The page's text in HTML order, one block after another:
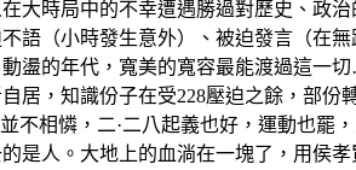
大時局中的不幸遭遇勝過對歷史、政
語（小時發生意外）、被迫發言（在
、動盪的年代，寬美的寬容最能渡
居，知識份子在受228壓迫之餘，部份
相憐，二·二八起義也好，運動也罷
是人。大地上的血淌在一塊了，用侯